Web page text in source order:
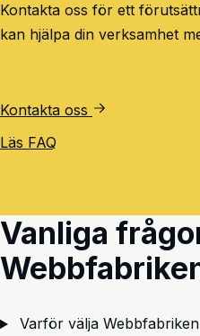
Kontakta oss för ett
kan hjälpa din verksamhet
Kontakta oss
Läs FAQ
Vanliga
Varför välja